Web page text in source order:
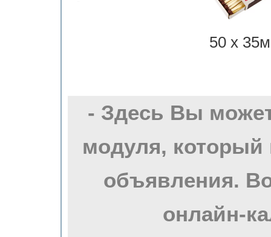
50 х
- Здесь Вы
модуля, который
объявления.
онлайн-